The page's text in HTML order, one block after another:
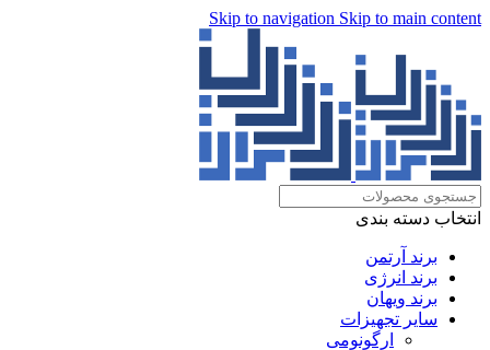
Skip to navigation Skip to main content
انتخاب دسته بندی
برند آرتمن
برند انرژی
برند ویهان
سایر تجهیزات
ارگونومی